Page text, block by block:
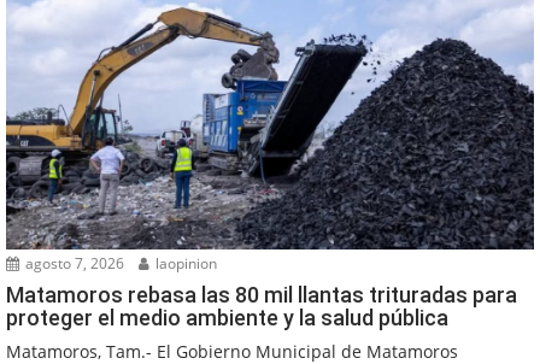
agosto 7, 2026 laopinion
Matamoros rebasa las 80 mil llantas trituradas para
proteger el medio ambiente y la salud pública
Matamoros, Tam.- El Gobierno Municipal de Matamoros